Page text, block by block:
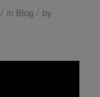
/ in Blog / by